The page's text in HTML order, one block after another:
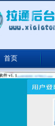
首页
通网络版